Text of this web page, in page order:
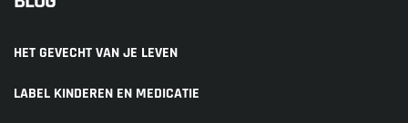
HET GEVECHT VAN JE LEVEN
LABEL KINDEREN EN MEDICATIE